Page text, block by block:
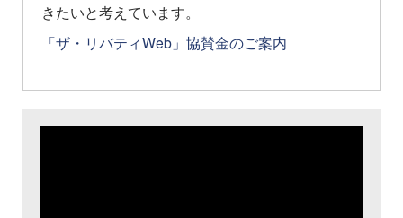
きたいと考えています。
「ザ・リバティWeb」協賛金のご案内